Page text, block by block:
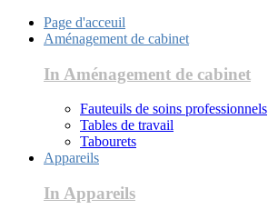
Page d'acceuil
Aménagement de cabinet
In Aménagement de cabinet
Fauteuils de soins professionnels
Tables de travail
Tabourets
Appareils
In Appareils